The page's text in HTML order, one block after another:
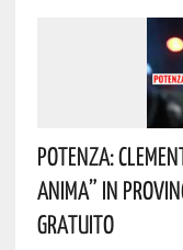
Potenza:
Anima” In
Gratuito